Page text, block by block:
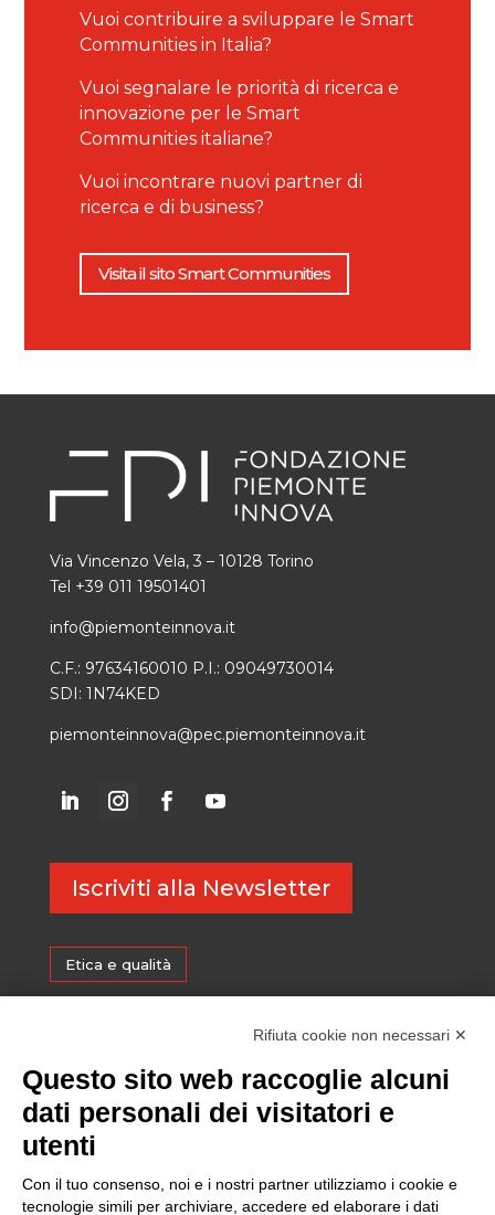
Vuoi contribuire a sviluppare le Smart
Communities in Italia?
Vuoi segnalare le priorità di ricerca e
innovazione per le Smart
Communities italiane?
Vuoi incontrare nuovi partner di
ricerca e di business?
Visita il sito Smart Communities
Via Vincenzo Vela, 3 – 10128 Torino
Tel +39 011 19501401
info@piemonteinnova.it
C.F.: 97634160010 P.I.: 09049730014
SDI: 1N74KED
piemonteinnova@pec.piemonteinnova.it
Iscriviti alla Newsletter
Etica e qualità
Sostenibilità
Rifiuta cookie non necessari ✕
Questo sito web raccoglie alcuni
dati personali dei visitatori e
utenti
Con il tuo consenso, noi e i nostri partner utilizziamo i cookie e
tecnologie simili per archiviare, accedere ed elaborare i dati